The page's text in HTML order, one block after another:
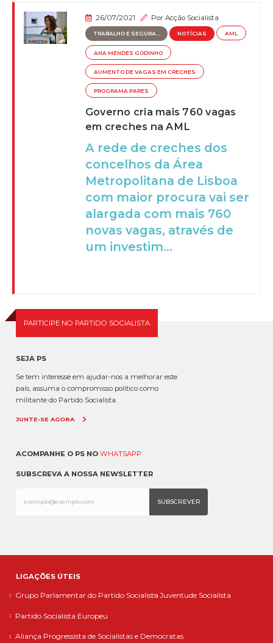
26/07/2021 PorAcção Socialista
TRABALHO E SEGURA... NOTÍCIAS AML
ANA MENDES GODINHO
AUMENTO DE VAGAS EM CRECHES
PROGRAMA PARES
Governo cria mais 760 vagas
em creches na AML
A rede de creches dos
concelhos da Área
Metropolitana de Lisboa
com maior procura vai ser
alargada com mais 760
novas vagas, através de
um investim...
PARTICIPE NO PARTIDO SOCIALISTA
SEJA PS
Se tem interesse em ajudar-nos a melhorar este
país, assuma o compromisso político como
militante do Partido Socialista.
JUNTE-SE AGORA
ACOMPANHE O PS NO WHATSAPP
SUBSCREVA A NOSSA NEWSLETTER
LIGAÇÕES ÚTEIS
Grupo Parlamentar do Partido Socialista Juventude Socialista
Partido Socialista Europeu
Aliança Progressista de Socialistas e Democratas